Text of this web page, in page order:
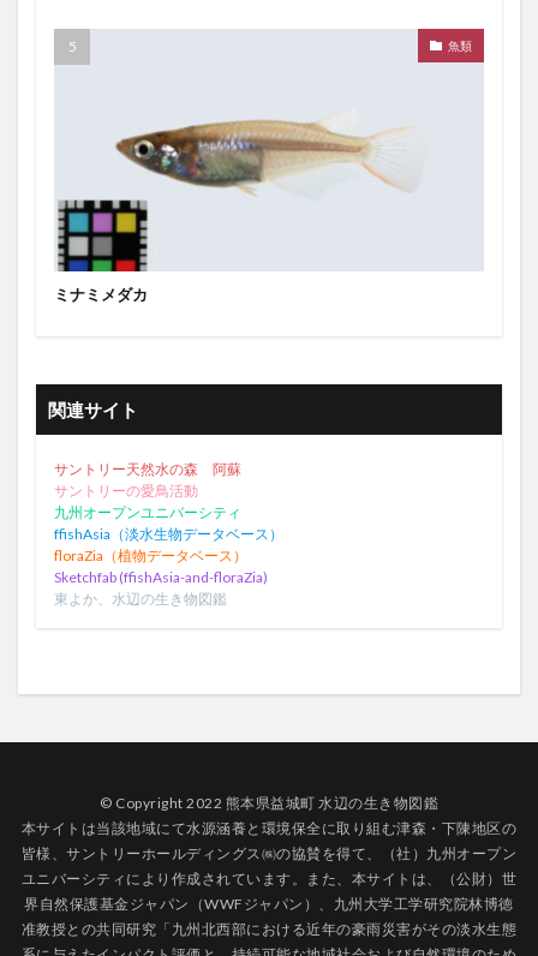
魚類
ミナミメダカ
関連サイト
サントリー天然水の森 阿蘇
サントリーの愛鳥活動
九州オープンユニバーシティ
ffishAsia（淡水生物データベース）
floraZia（植物データベース）
Sketchfab (ffishAsia-and-floraZia)
東よか、水辺の生き物図鑑
© Copyright 2022 熊本県益城町 水辺の生き物図鑑
本サイトは当該地域にて水源涵養と環境保全に取り組む津森・下陳地区の
皆様、サントリーホールディングス㈱の協賛を得て、（社）九州オープン
ユニバーシティにより作成されています。また、本サイトは、（公財）世
界自然保護基金ジャパン（WWFジャパン）、九州大学工学研究院林博徳
准教授との共同研究「九州北西部における近年の豪雨災害がその淡水生態